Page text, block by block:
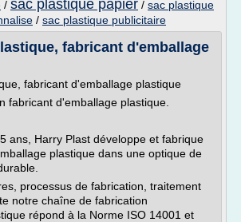
/ sac plastique papier / sac plastique
/ sac plastique publicitaire
fabricant d'emballage
fabricant d'emballage plastique
fabricant d'emballage plastique.
ans, Harry Plast développe et fabrique
plastique dans une optique de
processus de fabrication, traitement
notre chaîne de fabrication
répond à la Norme ISO 14001 et